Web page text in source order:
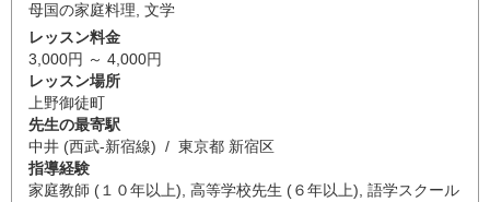
母国の家庭料理 文学
レッスン料金
3,000円 ～ 4,000円
レッスン場所
上野御徒町
先生の最寄駅
中井 (西武-新宿線) / 東京都 新宿区
指導経験
家庭教師 (１０年以上), 高等学校先生 (６年以上), 語学スクール